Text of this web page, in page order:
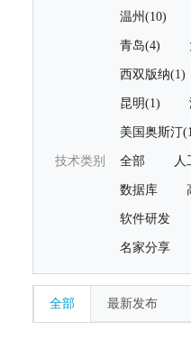
温州(10)
青岛(4)
西双版纳(1)
昆明(1)
美国奥斯汀
技术类别 全部 人
数据库
软件研发
名家分享
全部 最新发布